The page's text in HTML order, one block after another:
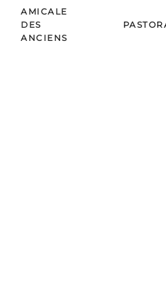
AMICALE
DES
ANCIENS